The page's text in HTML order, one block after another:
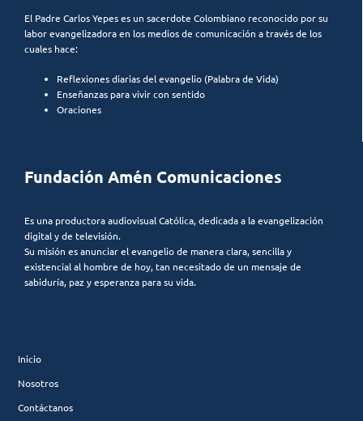
El Padre Carlos Yepes es un sacerdote Colombiano reconocido por su
labor evangelizadora en los medios de comunicación a través de los
cuales hace:
Reflexiones diarias del evangelio (Palabra de Vida)
Enseñanzas para vivir con sentido
Oraciones
Fundación Amén Comunicaciones
Es una productora audiovisual Católica, dedicada a la evangelización
digital y de televisión.
Su misión es anunciar el evangelio de manera clara, sencilla y
existencial al hombre de hoy, tan necesitado de un mensaje de
sabiduría, paz y esperanza para su vida.
Inicio
Nosotros
Contáctanos